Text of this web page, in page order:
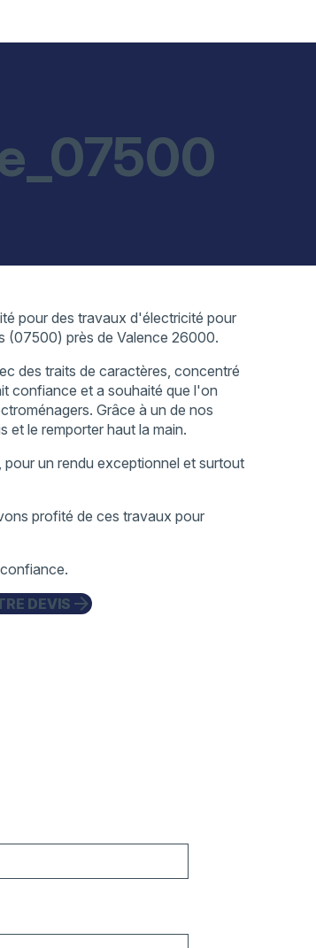
pour des travaux d'électricité pour
(07500) près de Valence 26000.
des traits de caractères, concentré
confiance et a souhaité que l'on
Grâce à un de nos
et le remporter haut la main.
un rendu exceptionnel et surtout
profité de ces travaux pour
DEVIS arrow_forward